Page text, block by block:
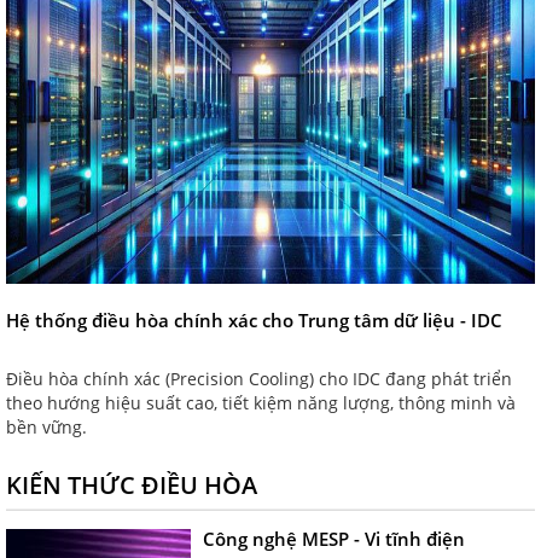
Hệ thống điều hòa chính xác cho Trung tâm dữ liệu - IDC
Điều hòa chính xác (Precision Cooling) cho IDC đang phát triển
theo hướng hiệu suất cao, tiết kiệm năng lượng, thông minh và
bền vững.
KIẾN THỨC ĐIỀU HÒA
Công nghệ MESP - Vi tĩnh điện